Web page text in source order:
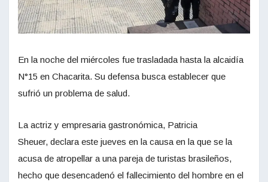
En la noche del miércoles fue trasladada hasta la alcaidía
N°15 en Chacarita. Su defensa busca establecer que
sufrió un problema de salud.
La actriz y empresaria gastronómica, Patricia
Sheuer, declara este jueves en la causa en la que se la
acusa de atropellar a una pareja de turistas brasileños,
hecho que desencadenó el fallecimiento del hombre en el